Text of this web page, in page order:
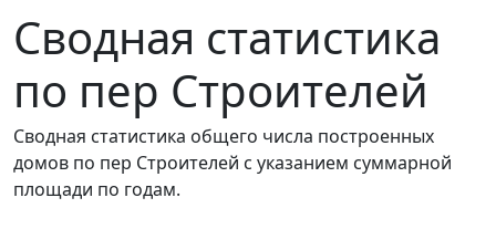
Сводная статистика
по пер Строителей
Сводная статистика общего числа построенных
домов по пер Строителей с указанием суммарной
площади по годам.